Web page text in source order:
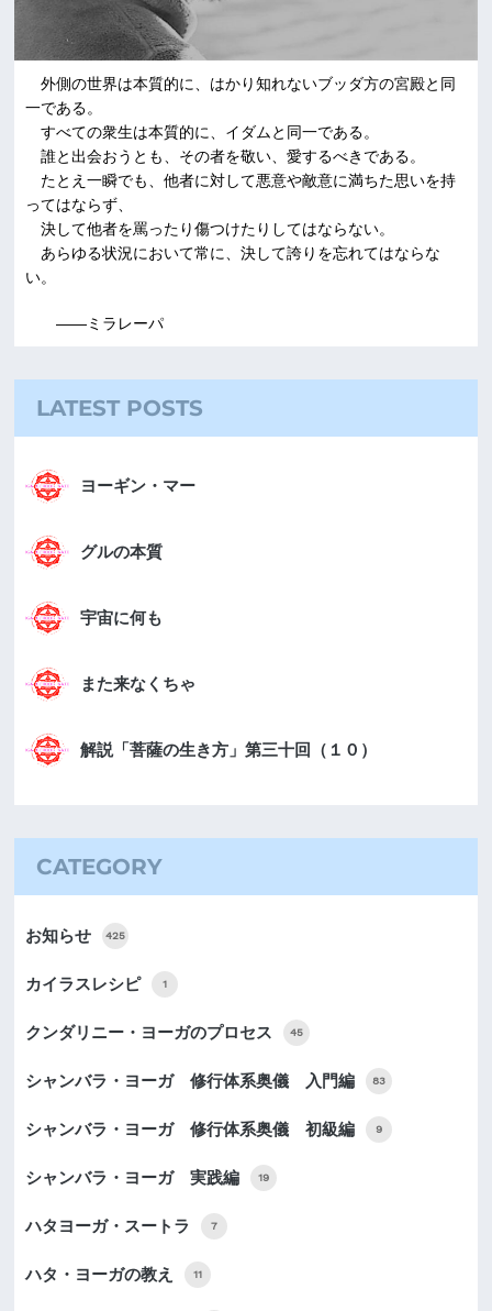
外側の世界は本質的に、はかり知れないブッダ方の宮殿と同
一である。
すべての衆生は本質的に、イダムと同一である。
誰と出会おうとも、その者を敬い、愛するべきである。
たとえ一瞬でも、他者に対して悪意や敵意に満ちた思いを持
ってはならず、
決して他者を罵ったり傷つけたりしてはならない。
あらゆる状況において常に、決して誇りを忘れてはならな
い。
――ミラレーパ
LATEST POSTS
ヨーギン・マー
グルの本質
宇宙に何も
また来なくちゃ
解説「菩薩の生き方」第三十回（１０）
CATEGORY
お知らせ 425
カイラスレシピ 1
クンダリニー・ヨーガのプロセス 45
シャンバラ・ヨーガ 修行体系奥儀 入門編 83
シャンバラ・ヨーガ 修行体系奥儀 初級編 9
シャンバラ・ヨーガ 実践編 19
ハタヨーガ・スートラ 7
ハタ・ヨーガの教え 11